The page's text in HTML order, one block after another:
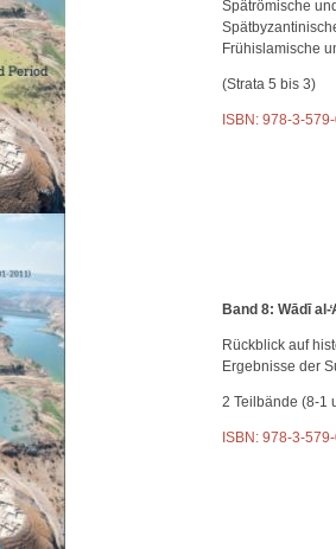
Spätrömische
Frühislamische
(Strata 5 bis 3)
ISBN: 978-3-
Band 8: Wādī
Rückblick auf
Ergebnisse der
2 Teilbände (8-1
ISBN: 978-3-